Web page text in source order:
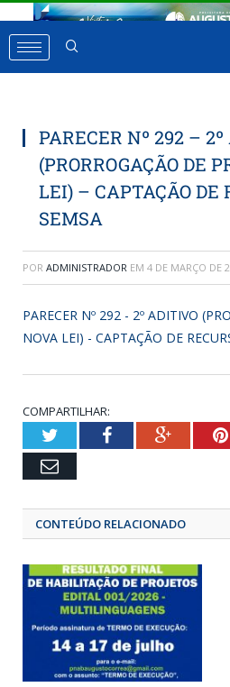
PARECER Nº 292 –
(PRORROGAÇÃO DE
LEI) – CAPTAÇÃO DE
SEMSA
POR ADMINISTRADOR EM 4 DE MARÇO DE
PARECER Nº 292 - 2º ADITIVO
NOVA LEI) - CAPTAÇÃO DE
COMPARTILHAR:
TwitterFacebook
Email
CONTEÚDO RELACIONADO